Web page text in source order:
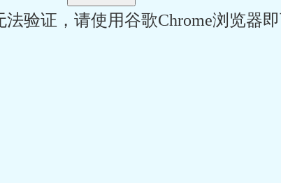
验证，请使用谷歌Chrome浏览器即